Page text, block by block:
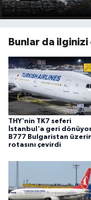
Bunlar da
THY'nin TK7 seferi
İstanbul'a geri
B777 Bulgaristan
rotasını çevirdi